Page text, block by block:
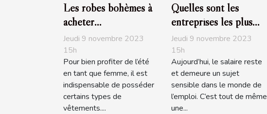
Les robes bohèmes à
acheter
obligatoirement pour
l’été
Jeudi 9 novembre 2023
15h
Pour bien profiter de l’été
en tant que femme, il est
indispensable de posséder
certains types de
vêtements....
Quelles sont les
entreprises les plus
généreuses en France
en 2019?
Jeudi 9 novembre 2023
15h
Aujourd’hui, le salaire reste
et demeure un sujet
sensible dans le monde de
l’emploi. C’est tout de même
une...